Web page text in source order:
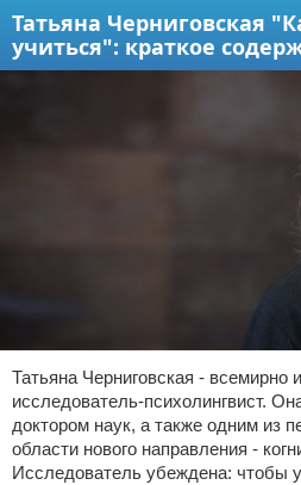
Татьяна Черниговская
учиться": краткое
Татьяна Черниговская - всемирно
исследователь-психолингвист.
доктором наук, а также одним из
области нового направления -
Исследователь убеждена: чтобы